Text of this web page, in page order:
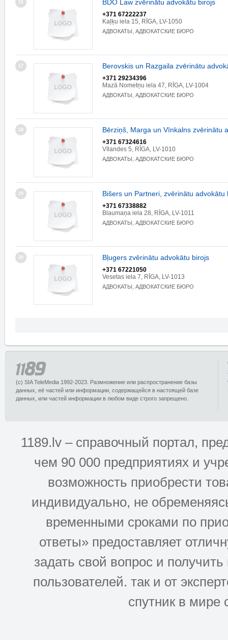
16 BDO Law zvērinātu advokātu birojs
+371 67222237
Kaļķu iela 15, RĪGA, LV-1050
АДВОКАТЫ, АДВОКАТСКИЕ БЮРО
17 Berovskis un Razgaila zvērinātu
+371 29234396
Mazā Nometņu iela 47, RĪGA, LV-1004
АДВОКАТЫ, АДВОКАТСКИЕ БЮРО
18 Bērziņš, Marga un Vīnkalns zvērinātu
+371 67324616
Vīlandes 5, RĪGA, LV-1010
АДВОКАТЫ, АДВОКАТСКИЕ БЮРО
19 Bišers un Partneri, zvērinātu advokātu
+371 67338882
Blaumaņa iela 28, RĪGA, LV-1011
АДВОКАТЫ, АДВОКАТСКИЕ БЮРО
20 Bļugers zvērinātu advokātu birojs
+371 67221050
Vesetas iela 7, RĪGA, LV-1013
АДВОКАТЫ, АДВОКАТСКИЕ БЮРО
(c) SIA TeleMedia 1992-2023. Размножение или распространение базы
данных, её частей или информации, содержащейся в настоящей базе
данных, или частей информации в любом виде строго запрещено.
1189.lv – справочный портал,
чем 90 000 предприятиях и
возможность приобрести
индивидуально, не
временными сроками по
ответы» предоставляет
задать свой вопрос и
пользователей. так и от
спутник в